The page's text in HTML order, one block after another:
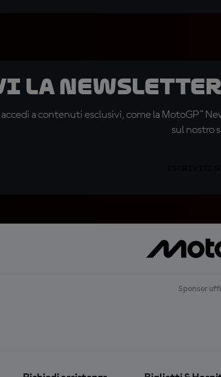
la newsletter
a contenuti esclusivi, come la MotoGP™
sul nostro
Sponsor